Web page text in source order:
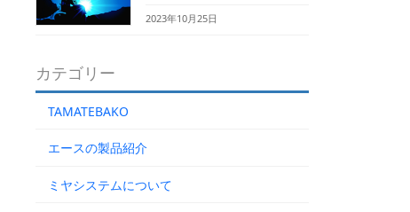
2023年10月25日
カテゴリー
TAMATEBAKO
エースの製品紹介
ミヤシステムについて